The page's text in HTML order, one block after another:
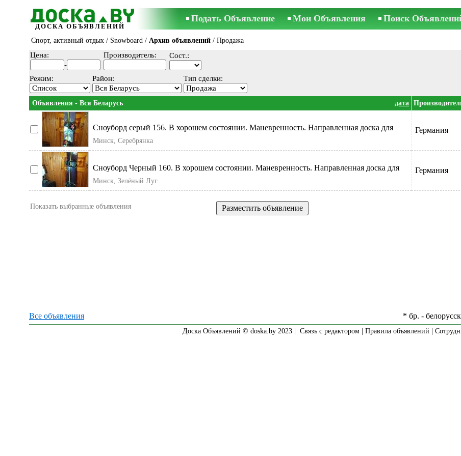
ДОСКА ОБЪЯВЛЕНИЙ
Подать Объявление Мои Объявления Поиск
Спорт, активный отдых / Snowboard / Архив объявлений / Продажа
Цена:
-
Производитель: Сост.:
Режим: Район: Тип сделки:
Объявления - Вся Беларусь дата
Сноуборд серый 156. В хорошем состоянии. Маневренность. Направленная доска для
большей уни
Минск, Серебрянка
Германия
Сноуборд Черный 160. В хорошем состоянии. Маневренность. Направленная доска для
большей ун
Минск, Зелёный Луг
Германия
Показать выбранные объявления
Все объявления * бр. -
Доска Объявлений © doska.by 2023 | Связь с редактором Правила объявлений